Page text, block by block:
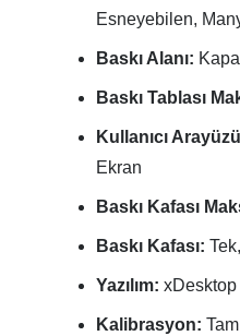
Esneyebilen,
Baskı Alanı:
Baskı Tablası
Kullanıcı
Ekran
Baskı Kafası
Baskı Kafası:
Yazılım: xDesktop
Kalibrasyon: